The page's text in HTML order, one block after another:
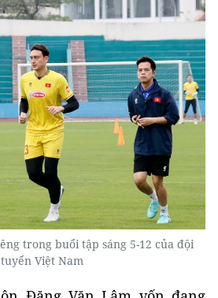
trong buổi tập sáng 5-12 của đội
tuyển Việt Nam